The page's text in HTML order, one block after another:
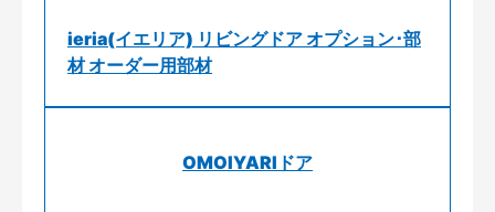
ieria(イエリア) リビングドア オプション･部
材 オーダー用部材
OMOIYARIドア